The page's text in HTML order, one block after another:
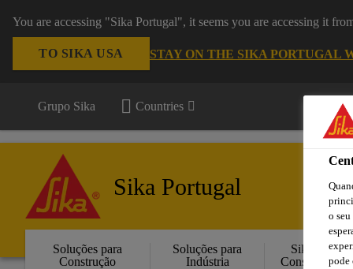
You are accessing "Sika Portugal", it seems you are accessing it
TO SIKA USA STAY ON THE SIKA PORTUGAL
Grupo Sika Countries
Sika Portugal
Soluções para
Construção
Soluções para
Indústria
Sika
Consigo
o
pode